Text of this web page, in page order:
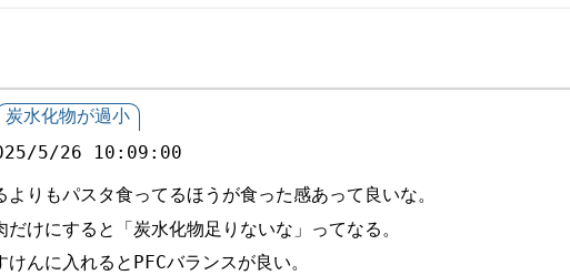
炭水化物が過小
5/26 10:09:00
よりもパスタ食ってるほうが食った感あって良いな。
だけにすると「炭水化物足りないな」ってなる。
けんに入れるとPFCバランスが良い。